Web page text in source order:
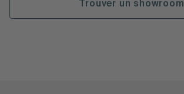
Trouver un showroom